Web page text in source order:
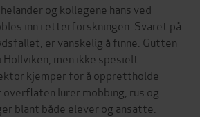
og kollegene hans ved
inn i etterforskningen. Svaret på
er vanskelig å finne. Gutten
Höllviken, men ikke spesielt
kjemper for å opprettholde
overflaten lurer mobbing, rus og
blant både elever og ansatte.